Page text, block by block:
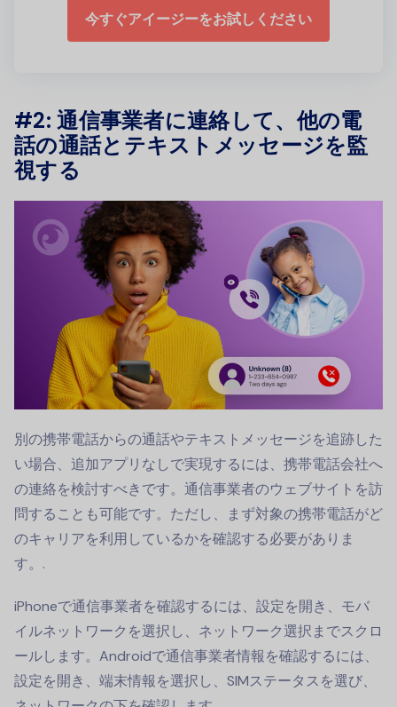
今すぐアイージーをお試しください
#2: 通信事業者に連絡して、他の電
話の通話とテキストメッセージを監
視する
別の携帯電話からの通話やテキストメッセージを追跡した
い場合、追加アプリなしで実現するには、携帯電話会社へ
の連絡を検討すべきです。通信事業者のウェブサイトを訪
問することも可能です。ただし、まず対象の携帯電話がど
のキャリアを利用しているかを確認する必要がありま
す。.
iPhoneで通信事業者を確認するには、設定を開き、モバ
イルネットワークを選択し、ネットワーク選択までスクロ
ールします。Androidで通信事業者情報を確認するには、
設定を開き、端末情報を選択し、SIMステータスを選び、